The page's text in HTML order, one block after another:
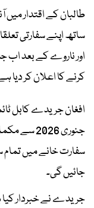
طالبان کے اقتدار
ساتھ اپنے سفارتی
اور ناروے کے بعد اب
کرنے کا اعلان کر دیا
جنوری
سفارت خانے میں تمام
جائیں گی۔
جریدے نے خبردار